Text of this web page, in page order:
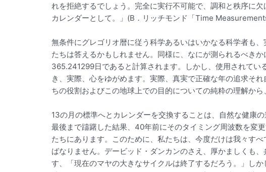
れを拒絶するでしょう。完全に実行不可能で、調和と秩序に
カレンダーとして。」(B．リッチモンド「Time
無条件にグレゴリオ暦に従う科学あるいはいかなる科学者も
たちは答えるかもしれません。同様に、なにが測られるべき
365.241299日であると計算されます。しかし、使用されて
き、実際、心をゆがめます。実際、真実で正確な年の追求そ
ちの役割およびこの地球上での目的についての純粋の理解から
13の月の標準へとカレンダーを交換することは、自然な健康
最後まで躊躇した結果、40年前にそのタイミング周波数を変
たちにあります。このために、私たちは、今度だけは我々す
ばなりません。デービッド・ダンカンのさえ、厚かましくも
す、「現在のマヤの大きなサイクルは終了するだろう。」し